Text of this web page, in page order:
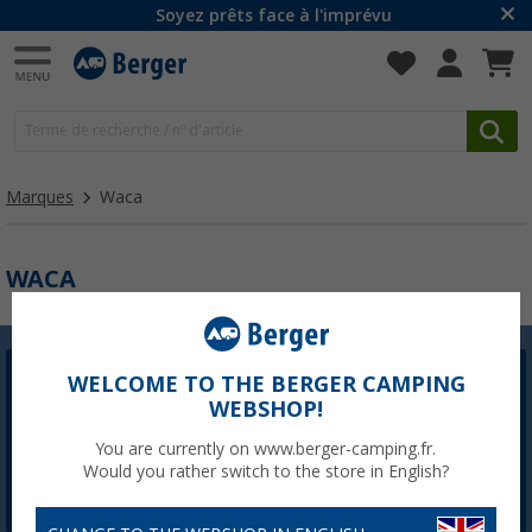
Soyez prêts face à l'imprévu
Marques Waca
WACA
Newsletter Berger
L'inscription à la newsletter n'est actuellement pas
disponible. Nous corrigerons le problème dès que
possible.
WELCOME TO THE BERGER CAMPING
WEBSHOP!
You are currently on www.berger-camping.fr.
Would you rather switch to the store in English?